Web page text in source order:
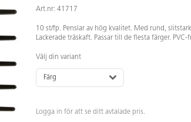
Art.nr: 41717
10 st/fp. Penslar av hög kvalitet. Med rund,
Lackerade träskaft. Passar till de flesta färger. PVC-
Välj din variant
Färg
Logga in för att se ditt avtalade pris.